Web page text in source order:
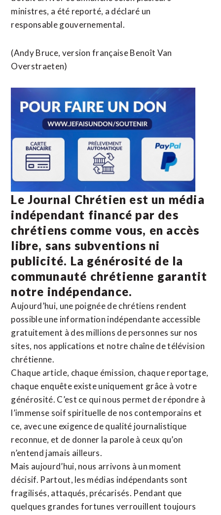
ministres, a été reporté, a déclaré un
responsable gouvernemental.
(Andy Bruce, version française Benoît Van
Overstraeten)
Le Journal Chrétien est un média
indépendant financé par des
chrétiens comme vous, en accès
libre, sans subventions ni
publicité. La générosité de la
communauté chrétienne garantit
notre indépendance.
Aujourd’hui, une poignée de chrétiens rendent
possible une information indépendante accessible
gratuitement à des millions de personnes sur nos
sites, nos applications et notre chaîne de télévision
chrétienne.
Chaque article, chaque émission, chaque reportage,
chaque enquête existe uniquement grâce à votre
générosité. C’est ce qui nous permet de répondre à
l’immense soif spirituelle de nos contemporains et
ce, avec une exigence de qualité journalistique
reconnue, et de donner la parole à ceux qu’on
n’entend jamais ailleurs.
Mais aujourd’hui, nous arrivons à un moment
décisif. Partout, les médias indépendants sont
fragilisés, attaqués, précarisés. Pendant que
quelques grandes fortunes verrouillent toujours